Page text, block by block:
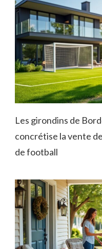
Les girondins de
concrétise la vente
de football